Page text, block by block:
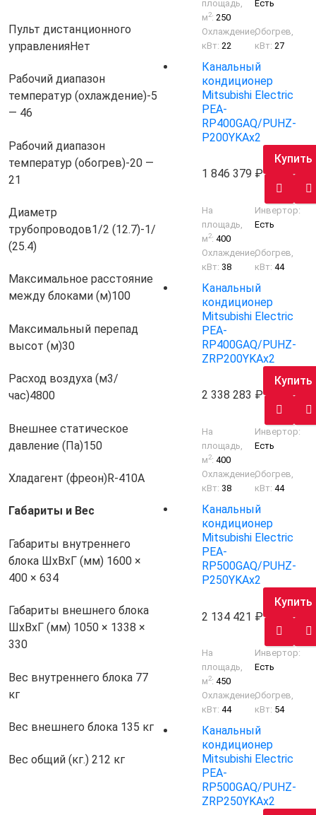
Пульт дистанционного
управленияНет
Рабочий диапазон
температур (охлаждение)-5
— 46
Рабочий диапазон
температур (обогрев)-20 —
21
Диаметр
трубопроводов1/2 (12.7)-1/
(25.4)
Максимальное расстояние
между блоками (м)100
Максимальный перепад
высот (м)30
Расход воздуха (м3/
час)4800
Внешнее статическое
давление (Па)150
Хладагент (фреон)R-410A
Габариты и Вес
Габариты внутреннего
блока ШхВхГ (мм) 1600 ×
400 × 634
Габариты внешнего блока
ШхВхГ (мм) 1050 × 1338 ×
330
Вес внутреннего блока 77
кг
Вес внешнего блока 135 кг
Вес общий (кг.) 212 кг
площадь,
м2: 250
Есть
Охлаждение,
кВт: 22
Обогрев,
кВт: 27
Канальный
кондиционер
Mitsubishi Electric
PEA-
RP400GAQ/PUHZ-
P200YKAх2
1 846 379
Купить
На
площадь,
м2:400
Инвертор:
Есть
Охлаждение,
кВт: 38
Обогрев,
кВт:44
Канальный
кондиционер
Mitsubishi Electric
PEA-
RP400GAQ/PUHZ-
ZRP200YKAх2
2 338 283
Купить
На
площадь,
м2:400
Инвертор:
Есть
Охлаждение,
кВт: 38
Обогрев,
кВт:44
Канальный
кондиционер
Mitsubishi Electric
PEA-
RP500GAQ/PUHZ-
P250YKAх2
2 134 421
Купить
На
площадь,
м2:450
Инвертор:
Есть
Охлаждение,
кВт:44
Обогрев,
кВт: 54
Канальный
кондиционер
Mitsubishi Electric
PEA-
RP500GAQ/PUHZ-
ZRP250YKAх2